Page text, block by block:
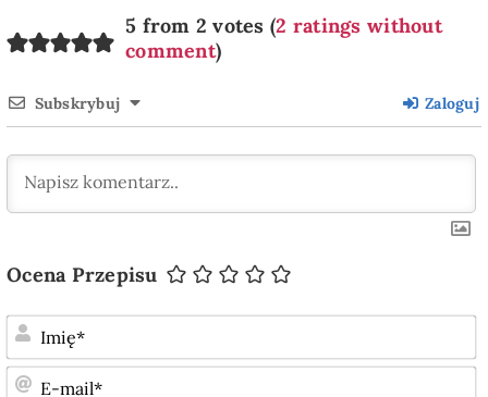
5 from 2 votes (2 ratings without
comment)
Subskrybuj Zaloguj
Ocena Przepisu